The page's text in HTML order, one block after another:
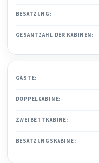
BESATZUNG:
GESAMTZAHL DER KABINEN:
GÄSTE:
DOPPELKABINE:
ZWEIBETTKABINE:
BESATZUNGSKABINE: